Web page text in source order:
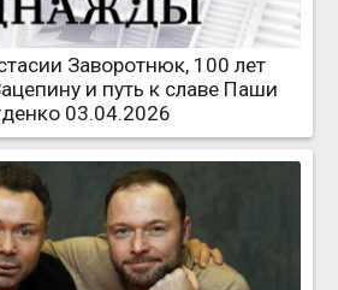
Заворотнюк, 100 лет
и путь к славе Паши
03.04.2026